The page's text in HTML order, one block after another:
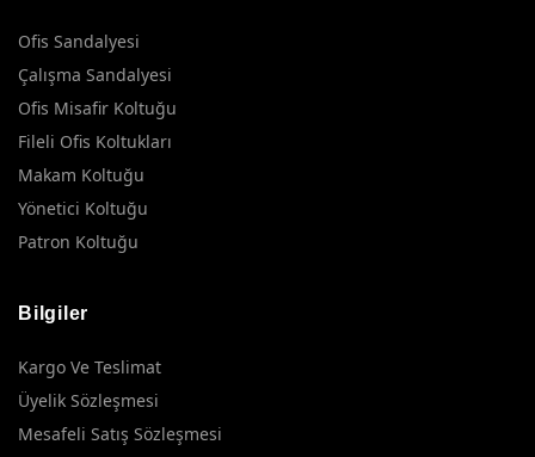
Ofis Sandalyesi
Çalışma Sandalyesi
Ofis Misafir Koltuğu
Fileli Ofis Koltukları
Makam Koltuğu
Yönetici Koltuğu
Patron Koltuğu
Bilgiler
Kargo Ve Teslimat
Üyelik Sözleşmesi
Mesafeli Satış Sözleşmesi